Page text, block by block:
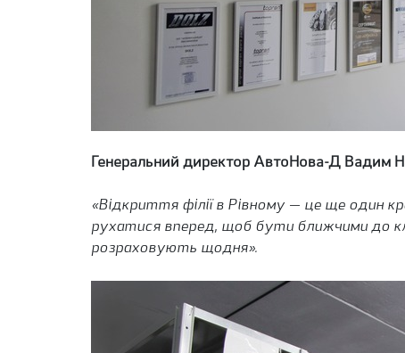
Генеральний директор АвтоНова-Д Вадим
«Відкриття філії в Рівному — це ще один
рухатися вперед, щоб бути ближчими до
розраховують щодня».